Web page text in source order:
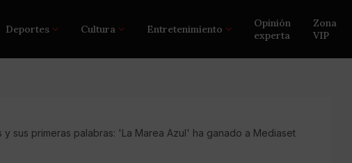
Deportes Cultura Entretenimiento
Opinión
experta
Zona
VIP
y sus primeras palabras: 'La Marea Azul' ha ganado a Mediaset